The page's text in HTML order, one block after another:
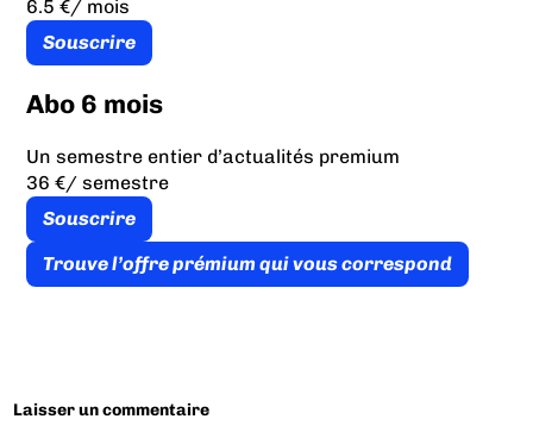
6.5 €/ mois
Souscrire
Abo 6 mois
Un semestre entier d’actualités premium
36 €/ semestre
Souscrire
Trouve l’offre prémium qui vous correspond
Laisser un commentaire